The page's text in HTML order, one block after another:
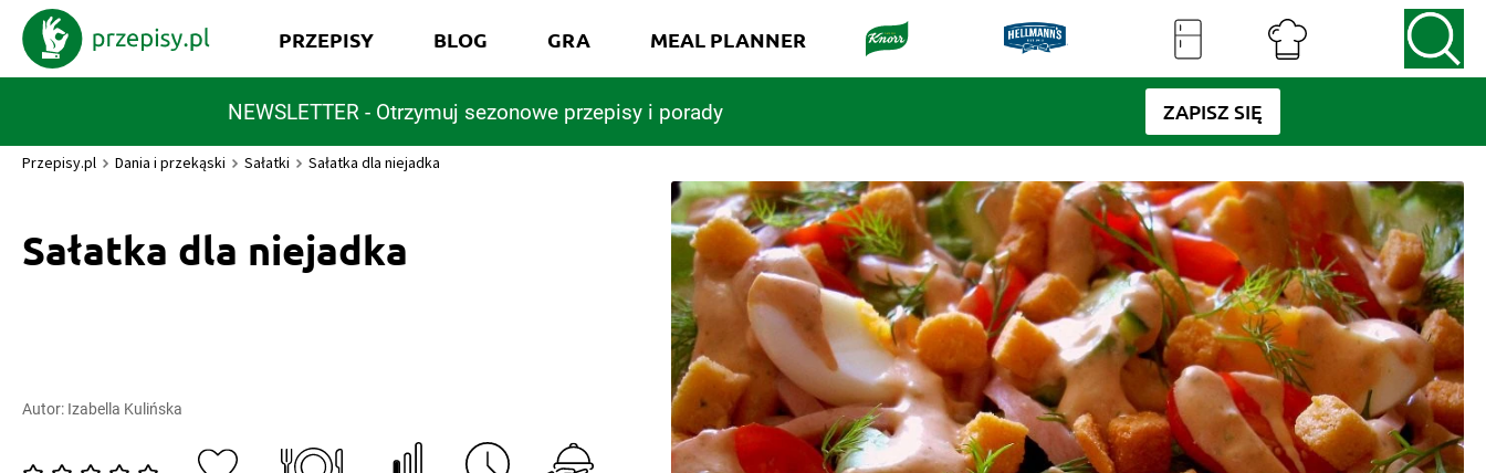
NEWSLETTER - Otrzymuj sezonowe przepisy i porady ZAPISZ SIĘ
PRZEPISY BLOG GRA MEAL PLANNER
Przepisy.pl Dania i przekąski Sałatki Sałatka dla niejadka
Sałatka dla niejadka
Autor: Izabella Kulińska